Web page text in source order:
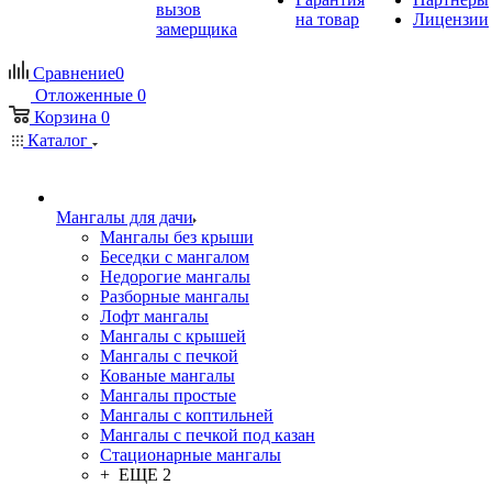
вызов
замерщика
на товар
Лицензии
Сравнение0
Отложенные 0
Корзина 0
Каталог
Мангалы для дачи
Мангалы без крыши
Беседки с мангалом
Недорогие мангалы
Разборные мангалы
Лофт мангалы
Мангалы с крышей
Мангалы с печкой
Кованые мангалы
Мангалы простые
Мангалы с коптильней
Мангалы с печкой под казан
Стационарные мангалы
+ ЕЩЕ 2